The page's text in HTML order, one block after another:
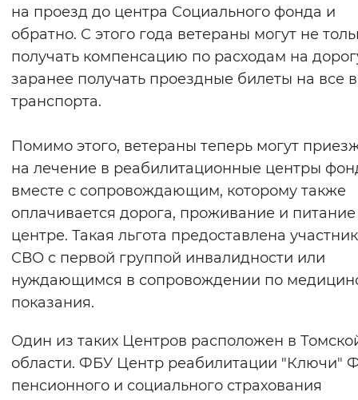
на проезд до центра Социального фонда и
обратно. С этого года ветераны могут не
получать компенсацию по расходам на
заранее получать проездные билеты на все
транспорта.
Помимо этого, ветераны теперь могут
на лечение в реабилитационные центры
вместе с сопровождающим, которому также
оплачивается дорога, проживание и
центре. Такая льгота предоставлена
СВО с первой группой инвалидности или
нуждающимся в сопровождении по
показания.
Один из таких Центров расположен в
области. ФБУ Центр реабилитации "Ключи"
пенсионного и социального страхования